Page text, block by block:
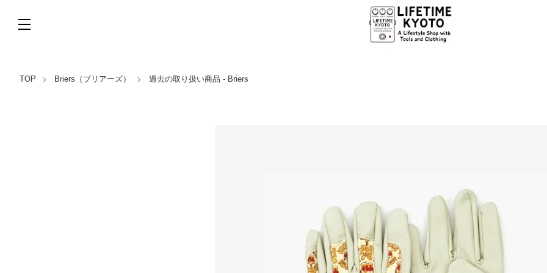
TOP Briers（ブリアーズ） 過去の取り扱い商品 - Briers